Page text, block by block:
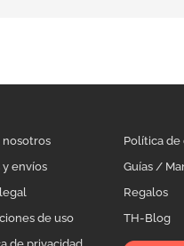
nosotros
y envíos
de uso
Política de
Guías /
Regalos
TH-Blog